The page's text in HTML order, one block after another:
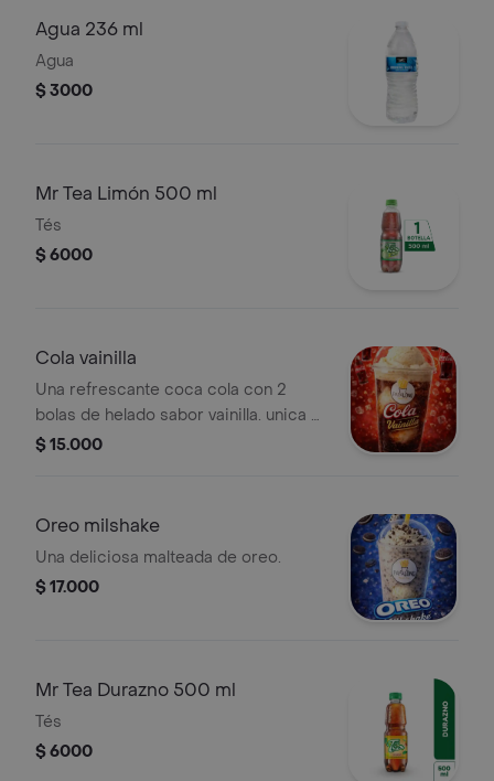
Agua 236 ml
Agua
$ 3000
Mr Tea Limón 500 ml
Tés
$ 6000
Cola vainilla
Una refrescante coca cola con 2
bolas de helado sabor vainilla. unica y
deliciosa!.
$ 15.000
Oreo milshake
Una deliciosa malteada de oreo.
$ 17.000
Mr Tea Durazno 500 ml
Tés
$ 6000